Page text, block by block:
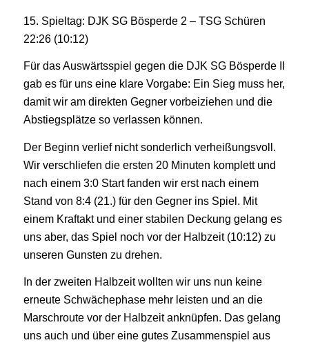
15. Spieltag: DJK SG Bösperde 2 – TSG Schüren
22:26 (10:12)
Für das Auswärtsspiel gegen die DJK SG Bösperde II
gab es für uns eine klare Vorgabe: Ein Sieg muss her,
damit wir am direkten Gegner vorbeiziehen und die
Abstiegsplätze so verlassen können.
Der Beginn verlief nicht sonderlich verheißungsvoll.
Wir verschliefen die ersten 20 Minuten komplett und
nach einem 3:0 Start fanden wir erst nach einem
Stand von 8:4 (21.) für den Gegner ins Spiel. Mit
einem Kraftakt und einer stabilen Deckung gelang es
uns aber, das Spiel noch vor der Halbzeit (10:12) zu
unseren Gunsten zu drehen.
In der zweiten Halbzeit wollten wir uns nun keine
erneute Schwächephase mehr leisten und an die
Marschroute vor der Halbzeit anknüpfen. Das gelang
uns auch und über eine gutes Zusammenspiel aus